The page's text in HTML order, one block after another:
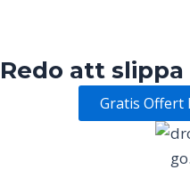
Redo att
Gratis Offert